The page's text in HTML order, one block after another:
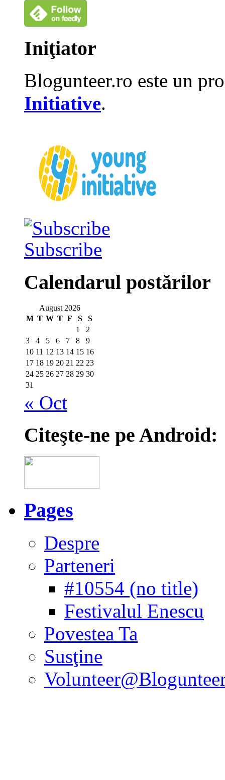
Iniţiator
Blogunteer.ro este un
Initiative.
Subscribe
Calendarul postărilor
August 2026
M T W T F S
S
1
2
3
4 5 6 7 8
9
10 11 12 13 14 15 16
17 18 19 20 21 22 23
24 25 26 27 28 29 30
31
« Oct
Citeşte-ne pe Android:
Pages
Despre
Parteneri
#10554 (no title)
Festivalul Enescu
Povestea Ta
Susţine